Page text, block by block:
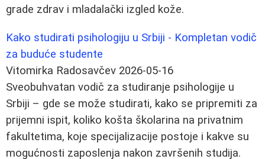
grade zdrav i mladalački izgled kože.
Kako studirati psihologiju u Srbiji - Kompletan vodič
za buduće studente
Vitomirka Radosavčev 2026-05-16
Sveobuhvatan vodič za studiranje psihologije u
Srbiji – gde se može studirati, kako se pripremiti za
prijemni ispit, koliko košta školarina na privatnim
fakultetima, koje specijalizacije postoje i kakve su
mogućnosti zaposlenja nakon završenih studija.